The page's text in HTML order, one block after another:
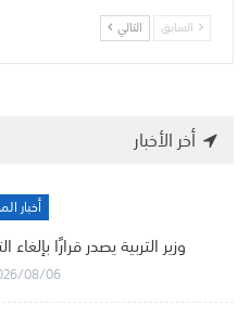
السابق التالي
أخر الأخبار
أخبار
وزير التربية يصدر قرارًا
08/06